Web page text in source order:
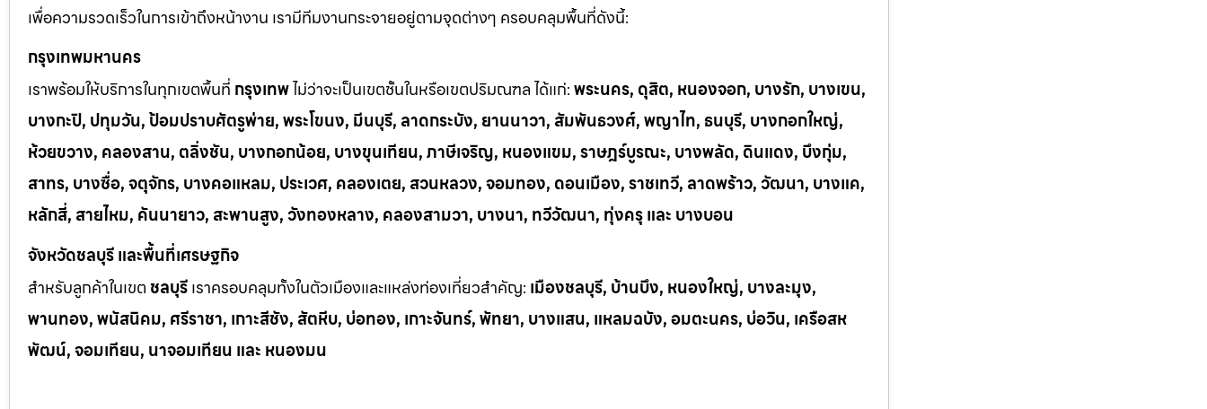
เพื่อความรวดเร็วในการเข้าถึงหน้างาน เรามีทีมงานกระจายอยู่ตามจุดต่างๆ ครอบคลุมพื้นที่ดังนี้:
กรุงเทพมหานคร
เราพร้อมให้บริการในทุกเขตพื้นที่ กรุงเทพไม่ว่าจะเป็นเขตชั้นในหรือเขตปริมณฑล ได้แก่:พระนคร, ดุสิต, หนองจอก, บางรัก, บางเขน,
บางกะปิ, ปทุมวัน, ป้อมปราบศัตรูพ่าย, พระโขนง, มีนบุรี, ลาดกระบัง, ยานนาวา, สัมพันธวงศ์, พญาไท, ธนบุรี, บางกอกใหญ่,
ห้วยขวาง, คลองสาน, ตลิ่งชัน, บางกอกน้อย, บางขุนเทียน, ภาษีเจริญ, หนองแขม, ราษฎร์บูรณะ, บางพลัด, ดินแดง, บึงกุ่ม,
สาทร, บางซื่อ, จตุจักร, บางคอแหลม, ประเวศ, คลองเตย, สวนหลวง, จอมทอง, ดอนเมือง, ราชเทวี, ลาดพร้าว, วัฒนา, บางแค,
หลักสี่, สายไหม, คันนายาว, สะพานสูง, วังทองหลาง, คลองสามวา, บางนา, ทวีวัฒนา, ทุ่งครุ และ บางบอน
จังหวัดชลบุรี และพื้นที่เศรษฐกิจ
สำหรับลูกค้าในเขต ชลบุรีเราครอบคลุมทั้งในตัวเมืองและแหล่งท่องเที่ยวสำคัญ: เมืองชลบุรี, บ้านบึง, หนองใหญ่, บางละมุง,
พานทอง, พนัสนิคม, ศรีราชา, เกาะสีชัง, สัตหีบ, บ่อทอง, เกาะจันทร์, พัทยา, บางแสน, แหลมฉบัง, อมตะนคร, บ่อวิน, เครือสห
พัฒน์, จอมเทียน, นาจอมเทียน และ หนองมน